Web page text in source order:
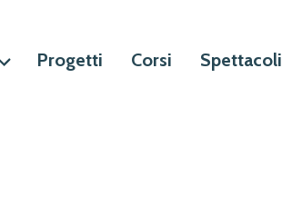
Progetti Corsi Spettacoli